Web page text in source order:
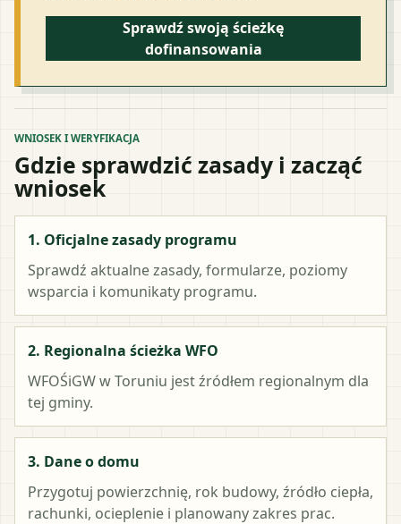
Sprawdź swoją ścieżkę
dofinansowania
WNIOSEK I WERYFIKACJA
Gdzie sprawdzić zasady i zacząć
wniosek
1. Oficjalne zasady programu
Sprawdź aktualne zasady, formularze, poziomy
wsparcia i komunikaty programu.
2. Regionalna ścieżka WFO
WFOŚiGW w Toruniu jest źródłem regionalnym dla
tej gminy.
3. Dane o domu
Przygotuj powierzchnię, rok budowy, źródło ciepła,
rachunki, ocieplenie i planowany zakres prac.